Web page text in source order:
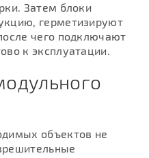
Затем блоки
герметизируют
чего подключают
к эксплуатации.
объектов не